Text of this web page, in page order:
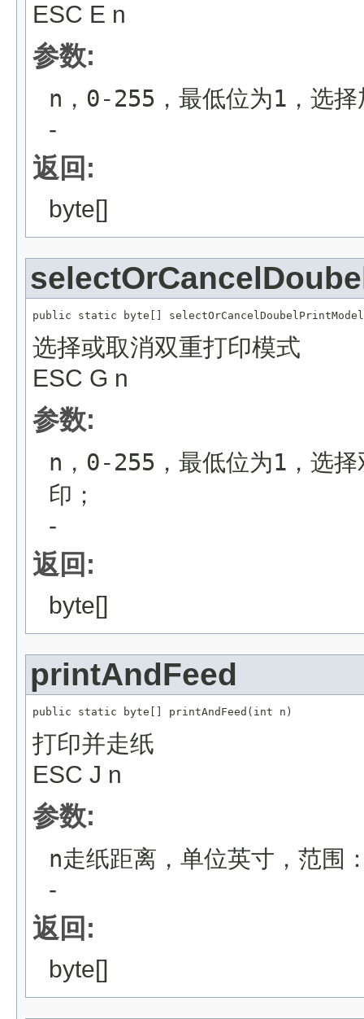
ESC E n
参数:
n，0-255，最低位为1，选
-
返回:
byte[]
public static byte[]
选择或取消双重打印模式
ESC G n
参数:
n，0-255，最低位为1，选
印；
-
返回:
byte[]
printAndFeed
public static byte[] printAndFeed(int n)
打印并走纸
ESC J n
参数:
n走纸距离，单位英寸，范围
-
返回:
byte[]